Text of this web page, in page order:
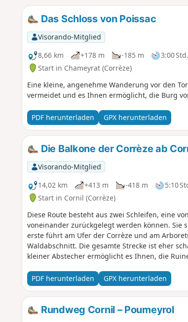
Das Schloss von Poissac
Visorando-Mitglied
8,66 km
+178 m -185 m 3:00 Std.
Start in Chameyrat (Corrèze)
Eine kleine, angenehme Wanderung vor den
vermeidet und es Ihnen ermöglicht, die Burg
PDF herunterladen GPX herunterladen
Die Balkone der Corrèze ab
Visorando-Mitglied
14,02 km
+413 m -418 m 5:10
Start in Cornil (Corrèze)
Diese Route besteht aus zwei Schleifen, eine
voneinander zurückgelegt werden können. Sie
erste führt am Ufer der Corrèze und am
Waldabschnitt. Die gesamte Strecke ist eher
kleiner Abstecher ermöglicht es Ihnen, die
PDF herunterladen
GPX herunterladen
Rundweg Cornil – Poumeyrol